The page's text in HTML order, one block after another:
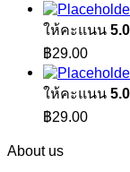
ให้คะแนน
฿29.00
ให้คะแนน
฿29.00
About us